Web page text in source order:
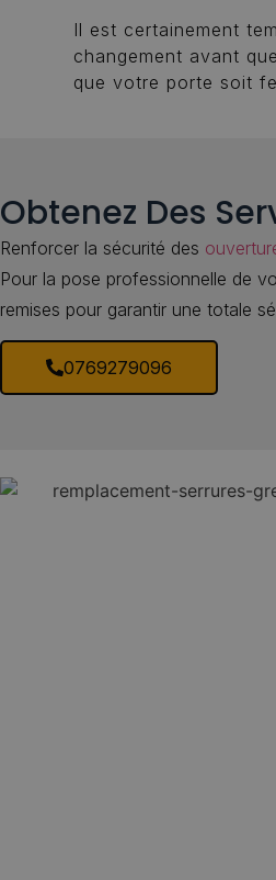
Il est certainement
changement avant
que votre porte soit
Obtenez Des
Renforcer la sécurité des
Pour la pose professionnelle de
remises pour garantir une totale
0769279096